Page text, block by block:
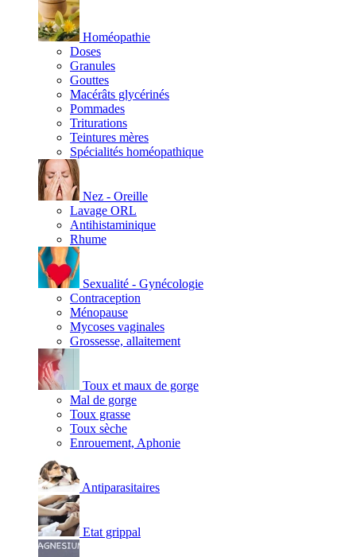
Homéopathie
Doses
Granules
Gouttes
Macérâts glycérinés
Pommades
Triturations
Teintures mères
Spécialités homéopathique
Nez - Oreille
Lavage ORL
Antihistaminique
Rhume
Sexualité - Gynécologie
Contraception
Ménopause
Mycoses vaginales
Grossesse, allaitement
Toux et maux de gorge
Mal de gorge
Toux grasse
Toux sèche
Enrouement, Aphonie
Antiparasitaires
Etat grippal